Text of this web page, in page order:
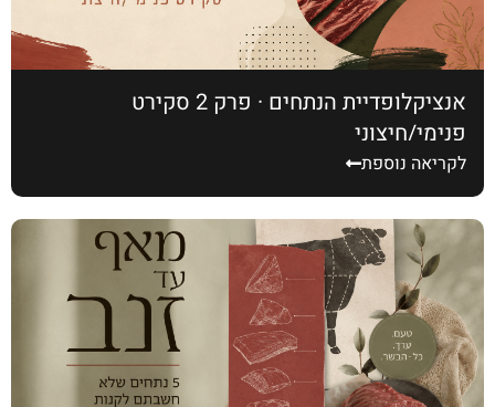
אנציקלופדיית הנתחים · פרק 2 סקירט
פנימי/חיצוני
לקריאה נוספת